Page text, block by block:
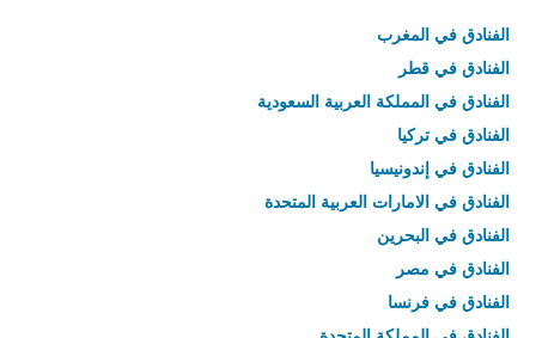
الفنادق في المغرب
الفنادق في قطر
الفنادق في المملكة العربية السعودية
الفنادق في تركيا
الفنادق في إندونيسيا
الفنادق في الامارات العربية المتحدة
الفنادق في البحرين
الفنادق في مصر
الفنادق في فرنسا